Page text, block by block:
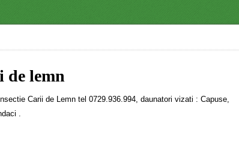
de lemn
Carii de Lemn tel 0729.936.994, daunatori vizati : Capuse,
.